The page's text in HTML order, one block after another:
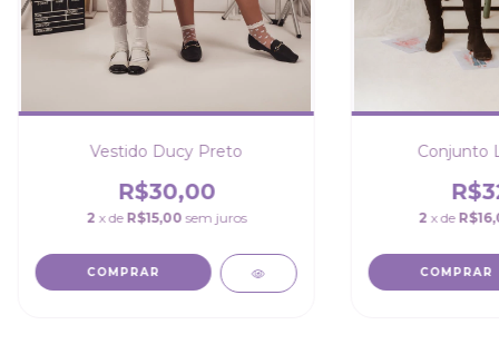
Vestido Ducy Preto
R$30,00
2 x de R$15,00 sem juros
COMPRAR
Conjunto
2 x de
COMPRAR